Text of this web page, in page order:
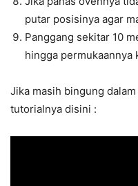
putar posisinya agar
Panggang sekitar 10
hingga permukaannya
Jika masih bingung
tutorialnya disini :